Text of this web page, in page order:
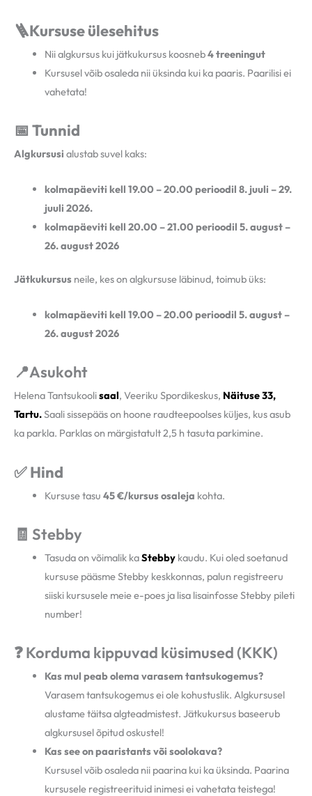
🪜Kursuse ülesehitus
Nii algkursus kui jätkukursus koosneb4 treeningut
Kursusel võib osaleda nii üksinda kui ka paaris. Paarilisi ei
vahetata!
📅 Tunnid
Algkursusi alustab suvel kaks:
kolmapäeviti kell 19.00 – 20.00 perioodil 8. juuli – 29.
juuli 2026.
kolmapäeviti kell 20.00 – 21.00 perioodil 5. august –
26. august 2026
Jätkukursus neile, kes on algkursuse läbinud, toimub üks:
kolmapäeviti kell 19.00 – 20.00 perioodil 5. august –
26. august 2026
📍Asukoht
Helena Tantsukoolisaal, Veeriku Spordikeskus, Näituse 33,
Tartu.Saali sissepääs on hoone raudteepoolses küljes, kus asub
ka parkla. Parklas on märgistatult 2,5 h tasuta parkimine.
✅ Hind
Kursuse tasu 45 €/kursus osaleja kohta.
🧾 Stebby
Tasuda on võimalik kaStebbykaudu. Kui oled soetanud
kursuse pääsme Stebby keskkonnas, palun registreeru
siiski kursusele meie e-poes ja lisa lisainfosse Stebby pileti
number!
❓ Korduma kippuvad küsimused (KKK)
Kas mul peab olema varasem tantsukogemus?
Varasem tantsukogemus ei ole kohustuslik. Algkursusel
alustame täitsa algteadmistest. Jätkukursus baseerub
algkursusel õpitud oskustel!
Kas see on paaristants või soolokava?
Kursusel võib osaleda nii paarina kui ka üksinda. Paarina
kursusele registreerituid inimesi ei vahetata teistega!